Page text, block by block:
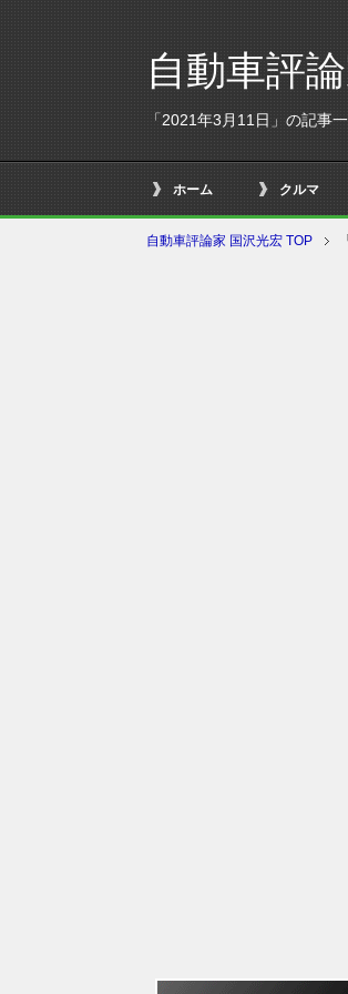
自動車評
「2021年3月11日」の記事
ホーム クルマ
自動車評論家 国沢光宏 TOP